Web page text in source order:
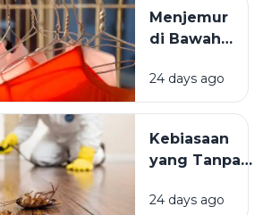
Tinggal yang
Bersih
Kesejahteraan
Kita?
Menjemur
di Bawah
atau Di
Tempat
Mana yang
Lebih
24 days ago
Kebiasaan
yang Tanpa
Mengundang
24 days ago